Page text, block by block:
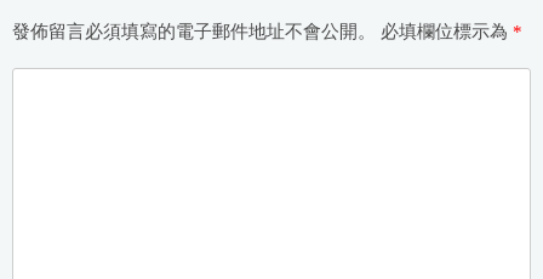
發佈留言必須填寫的電子郵件地址不會公開。 必填欄位標示為 *